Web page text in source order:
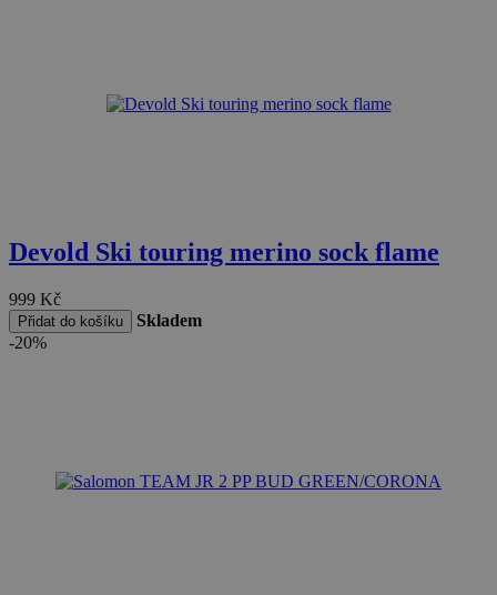
Devold Ski touring merino sock flame
999 Kč
Přidat do košíku
Skladem
-20%